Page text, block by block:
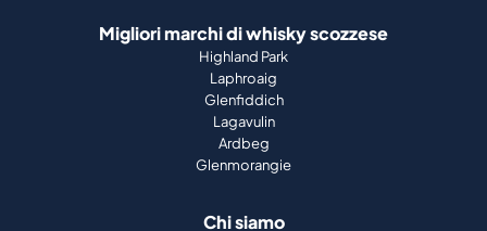
Migliori marchi di whisky scozzese
Highland Park
Laphroaig
Glenfiddich
Lagavulin
Ardbeg
Glenmorangie
Chi siamo